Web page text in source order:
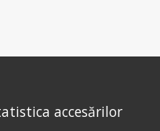
accesărilor